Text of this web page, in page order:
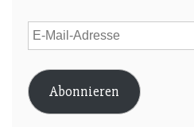
E-
Mail-
Adresse
Abonnieren